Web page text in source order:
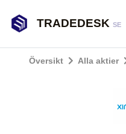
TRADEDESK SE
Översikt Alla aktier